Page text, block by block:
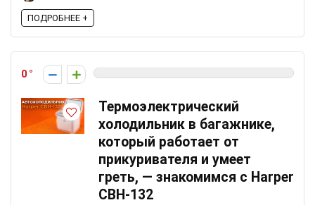
ПОДРОБНЕЕ +
0
Термоэлектрический
холодильник в багажнике,
который работает от
прикуривателя и умеет
греть, — знакомимся с Harper
CBH-132